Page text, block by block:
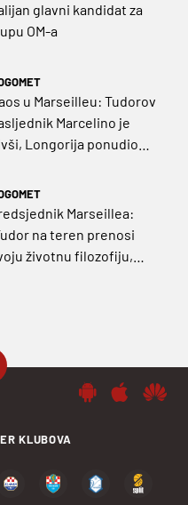
glavni kandidat za
OM-a
u Marseilleu: Tudorov
Marcelino je
Longorija ponudio
Marseillea:
na teren prenosi
životnu filozofiju,
KLUBOVA